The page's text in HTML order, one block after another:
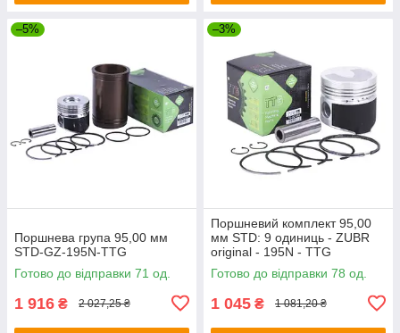
–5%
Поршнева група 95,00 мм
STD-GZ-195N-TTG
Готово до відправки 71 од.
1 916 ₴ 2 027,25 ₴
–3%
Поршневий комплект 95,00
мм STD: 9 одиниць - ZUBR
original - 195N - TTG
Готово до відправки 78 од.
1 045 ₴ 1 081,20 ₴